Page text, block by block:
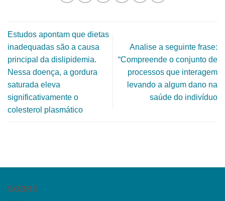
Estudos apontam que dietas
inadequadas são a causa
principal da dislipidemia.
Nessa doença, a gordura
saturada eleva
significativamente o
colesterol plasmático
Analise a seguinte frase:
“Compreende o conjunto de
processos que interagem
levando a algum dano na
saúde do indivíduo
SOBRE